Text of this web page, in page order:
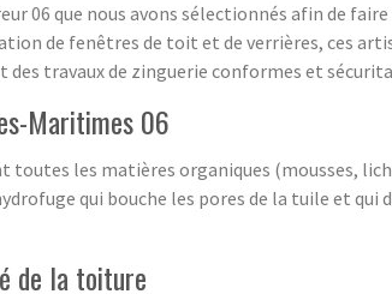
06 que nous avons sélectionnés afin de
de fenêtres de toit et de verrières, ces
travaux de zinguerie conformes et
Maritimes 06
les matières organiques (mousses,
qui bouche les pores de la tuile et qui
de la toiture